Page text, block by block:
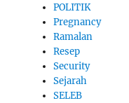
POLITIK
Pregnancy
Ramalan
Resep
Security
Sejarah
SELEB